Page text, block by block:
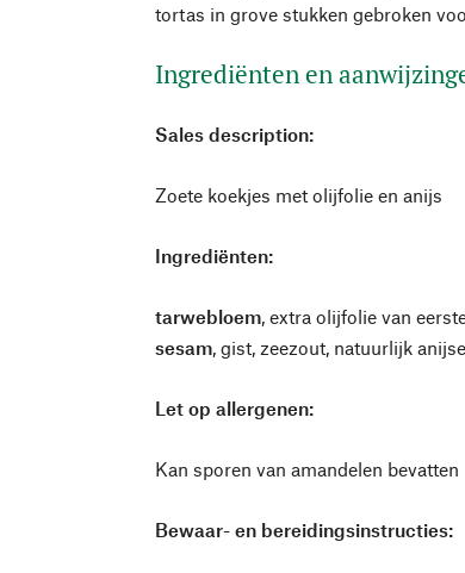
tortas in grove stukken gebroken
Ingrediënten en
Sales description:
Zoete koekjes met olijfolie en anijs
Ingrediënten:
tarwebloem, extra olijfolie van
sesam, gist, zeezout, natuurlijk
Let op allergenen:
Kan sporen van amandelen bevatten
Bewaar- en bereidingsinstructies: